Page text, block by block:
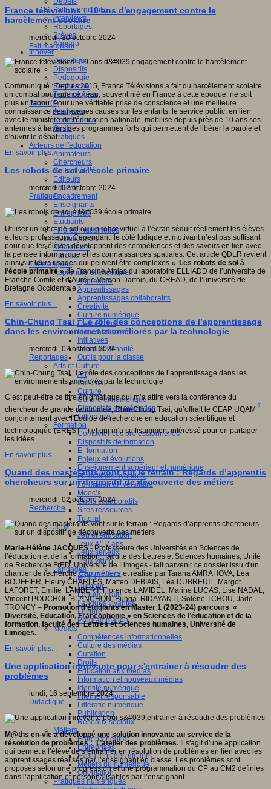
Faits marquants
Interviews
Reportages
Brèves
Agenda
Innover
Didactique
Dispositifs
Pédagogie
Recherche
Technologies
Savoir(s)
Analyses
Conférences
Outils
Pratiques
Acteurs de l'éducation
Animateurs
Chercheurs
Collectivités
Editeurs
EdTech
Encadrement
Enseignants
Entreprises
Etudiants
Filières industrielles
Institutionnels
Médiateurs
Parents
Thématiques
Apprendre et enseigner
Apprendre
Apprentissages
Apprentissages collaboratifs
Créativité
Culture numérique
Evaluations
Individualisation
Initiatives
Interdisciplinarité
Outils pour la classe
Arts et Culture
Art
Cinéma
Culture
Culture et numérique
Dispositifs de médiation
Littérature
Formation
Compétences professionnelles
Dispositifs de formation
E- formation
Enjeux et évolutions
Enseignement supérieur et numérique
Formations hybrides
Formation universitaire
Mooc’s
Outils collaboratifs
Sites ressources
Tutorat
Jeux
Jeu et éducation
Jeux 4/12 ans
Jeux sérieux
Jeux vidéo
Langages
Ecriture
Humour
Langue orale
Langues vivantes
Lecture
Programmation
Médias
Compétences informationnelles
Culture des médias
Curation
Droits
Education aux médias
Information et nouveaux médias
Identité numérique
Internet responsable
Littératie numérique
Publication
Réseaux sociaux
Métiers
Entrepreneuriat
Entreprises
Evolutions des métiers
Métiers du numérique
Orientation
Pratiques numériques
France télévisions : 10 ans d'engagement contre le
harcèlement scolaire
mercredi, 30 octobre 2024
Fait marquant
Communiqué : Depuis 2015, France Télévisions a fait du harcèlement scolaire
un combat pour que ce fléau, souvent nié en France à cette époque, ne soit
plus un tabou. Pour une véritable prise de conscience et une meilleure
connaissance des ravages causés sur les enfants, le service public, en lien
avec le ministère de l'éducation nationale, mobilise depuis près de 10 ans ses
antennes à travers des programmes forts qui permettent de libérer la parole et
d'ouvrir le débat.
En savoir plus...
Les robots de sol à l'école primaire
mercredi, 02 octobre 2024
Pratiques
Utiliser un robot de sol ou un robot virtuel à l’écran séduit réellement les élèves
et leurs professeurs. Cependant, le côté ludique et motivant n’est pas suffisant
pour que les élèves développent des compétences et des savoirs en lien avec
la pensée informatique et les connaissances spatiales. Cet article QDLR revient
ainsi sur leurs usages qui peuvent être complexes.« Les robots de sol à
l’école primaire »de Francine Athias du laboratoire ELLIADD de l’université de
Franche Comté et d’Aurélie Vergon Dartois, du CREAD, de l’université de
Bretagne Occidentale.
En savoir plus...
Chin-Chung Tsai : Le rôle des conceptions de l’apprentissage
dans les environnements améliorés par la technologie
mercredi, 02 octobre 2024
Reportages
C’est peut-être ce titre énigmatique qui m’a attiré vers la conférence du
chercheur de grande renommée, Chin-Chung Tsai, qu’offrait le CEAP UQAM
[i]
conjointement avec l'Équipe de recherche en éducation scientifique et
technologique (EREST
[ii]
) et qui m’a suffisamment intéressé pour en partager
les idées.
En savoir plus...
Quand des mastérants vont sur le terrain : Regards d’apprentis
chercheurs sur un dispositif de découverte des métiers
mercredi, 02 octobre 2024
Recherche
Marie-Hélène JACQUES- Professeure des Universités en Sciences de
l’éducation et de la formation, faculté des Lettres et Sciences humaines, Unité
de Recherche FrED, Université de Limoges - fait parvenir ce dossier issu d'un
chantier de rechercheCap métiers et réalisé par Tarana AMRAHOVA, Léa
BOUFFIER, Fleury CHARLES, Matteo DEBIAIS, Léa DUBREUIL, Margot
LAFORET, Emilie LAMBERT, Florence LAMIDEL, Marine LUCAS, Lise NADAL,
Vincent POUCHOL-BLANCHON, Bunga RIDAYANTI, Solène TCHOU, Jade
TRONCY – Promotion d’étudiants en Master 1 (2023-24) parcours «
Diversité, Education, Francophonie » en Sciences de l’éducation et de la
formation, faculté des Lettres et Sciences humaines, Université de
Limoges.
En savoir plus...
Une application innovante pour s'entrainer à résoudre des
problèmes
lundi, 16 septembre 2024
Didactique
M@ths en-vie a développé une solution innovante au service de la
résolution de problèmes : L’atelier des problèmes. Il s'agit d'une application
qui permet à l’élève de s’entraîner en résolution de problèmes en lien avec les
apprentissages réalisés par l’enseignant en classe. Les problèmes sont
proposés selon une progression et une programmation du CP au CM2 définies
dans l’application et personnalisables par l’enseignant.